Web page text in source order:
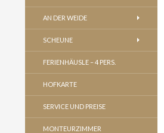
AN DER WEIDE
SCHEUNE
FERIENHÄUSLE – 4 PERS.
HOFKARTE
SERVICE UND PREISE
MONTEURZIMMER